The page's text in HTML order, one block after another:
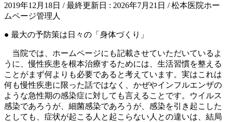
2019年12月18日 / 最終更新日 : 2026年7月21日 / 松本医院ホー
ムページ管理人
● 最大の予防策は日々の「身体づくり」
当院では、ホームページにも記載させていただいているよ
うに、慢性疾患を根本治療するためには、生活習慣を整える
ことがまず何よりも必要であると考えています。実はこれは
何も慢性疾患に限った話ではなく、かぜやインフルエンザの
ような急性期の感染症に対しても言えることです。ウイルス
感染であろうが、細菌感染であろうが、感染を引き起こした
としても、症状が起こる人と起こらない人との違いは、結局